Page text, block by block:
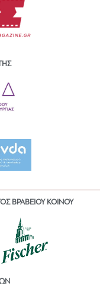
ΒΡΑΒΕΙΟΥ ΚΟΙΝΟΥ